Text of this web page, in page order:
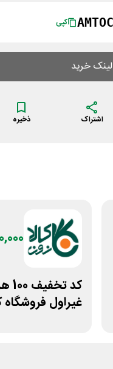
کپی
لینک خرید
اشتراک ذخیره
کد
غیراول فروشگاه